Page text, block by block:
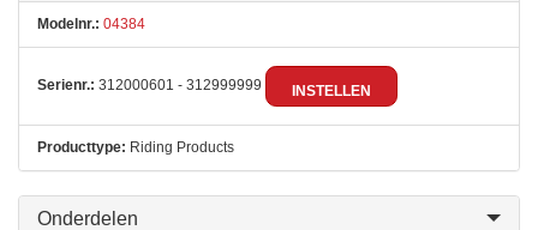
Modelnr.: 04384
Serienr.: 312000601 - 312999999 INSTELLEN
Producttype: Riding Products
Onderdelen